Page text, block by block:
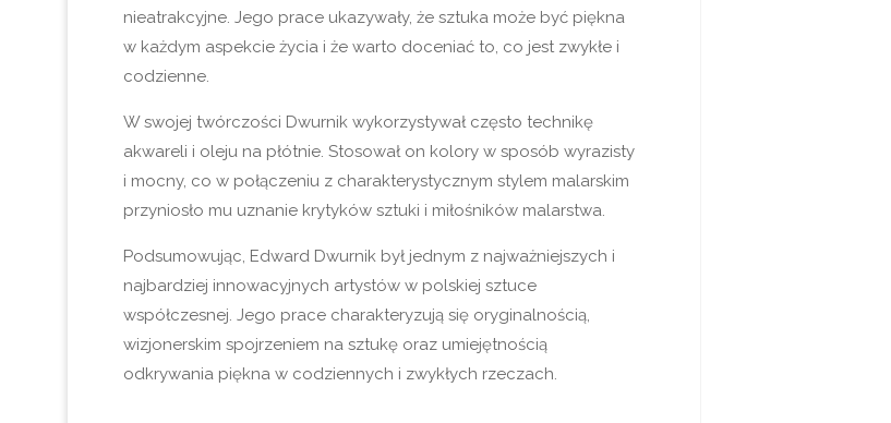
nieatrakcyjne. Jego prace ukazywały, że sztuka może być piękna
w każdym aspekcie życia i że warto doceniać to, co jest zwykłe i
codzienne.
W swojej twórczości Dwurnik wykorzystywał często technikę
akwareli i oleju na płótnie. Stosował on kolory w sposób wyrazisty
i mocny, co w połączeniu z charakterystycznym stylem malarskim
przyniosło mu uznanie krytyków sztuki i miłośników malarstwa.
Podsumowując, Edward Dwurnik był jednym z najważniejszych i
najbardziej innowacyjnych artystów w polskiej sztuce
współczesnej. Jego prace charakteryzują się oryginalnością,
wizjonerskim spojrzeniem na sztukę oraz umiejętnością
odkrywania piękna w codziennych i zwykłych rzeczach.